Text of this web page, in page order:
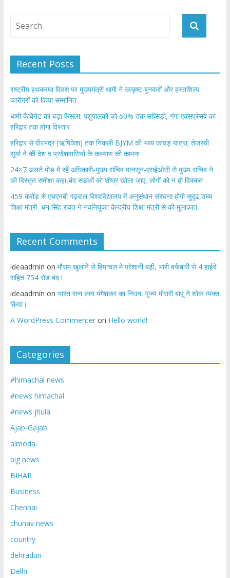
Recent Posts
राष्ट्रीय हथकरघा दिवस पर मुख्यमंत्री धामी ने उत्कृष्ट बुनकरों और हस्तशिल्प
कारीगरों को किया सम्मानित
​धामी कैबिनेट का बड़ा फैसला: पशुपालकों को 60% तक सब्सिडी, गंगा एक्सप्रेसवे का
हरिद्वार तक होगा विस्तार
​हरिद्वार से वीरभद्र (ऋषिकेश) तक निकली BJYM की भव्य कांवड़ यात्रा; तेजस्वी
सूर्या ने की देश व प्रदेशवासियों के कल्याण की कामना
24×7 अलर्ट मोड में रहें अधिकारी-मुख्य सचिव मानसून-एसईओसी से मुख्य सचिव ने
की विस्तृत समीक्षा कहा-बंद सड़कों को शीघ्र खोला जाए, लोगों को न हो दिक्कत
459 करोड़ से एचएनबी गढ़वाल विश्वविद्यालय में अनुसंधान संरचना होगी सुदृढ,उच्च
शिक्षा मंत्री धन सिंह रावत ने नवनियुक्त केन्द्रीय शिक्षा मंत्री से की मुलाकात
Recent Comments
ideaadmin on मौसम खुलाने से हिमाचल मे परेशानी बढ़ी, भारी बर्फबारी से 4 हाईवे
सहित 754 रोड बंद !
ideaadmin on भारत रत्न लता मंगेशकर का निधन, पूज्य मोरारी बापू ने शोक व्यक्त
किया।
A WordPress Commenteron Hello world!
Categories
#himachal news
#news himachal
#news jhula
Ajab-Gajab
almoda.
big news
BIHAR
Business
Chennai
chunav news
country
dehradun
Delhi